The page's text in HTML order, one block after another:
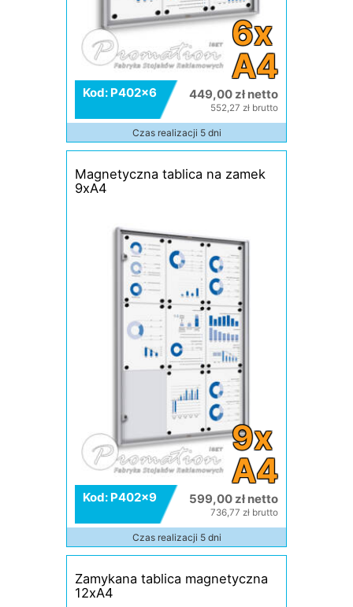
6x
A4
Kod: P402x6 449,00 zł netto
552,27 zł brutto
Czas realizacji 5 dni
Magnetyczna tablica na zamek
9xA4
9x
A4
Kod: P402x9 599,00 zł netto
736,77 zł brutto
Czas realizacji 5 dni
Zamykana tablica magnetyczna
12xA4